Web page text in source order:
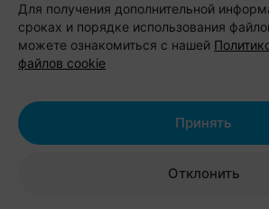
Следите за нами в
Для получения дополнительной
сроках и порядке использования
можете ознакомиться с нашей
файлов cookie
Отклонить
Принять